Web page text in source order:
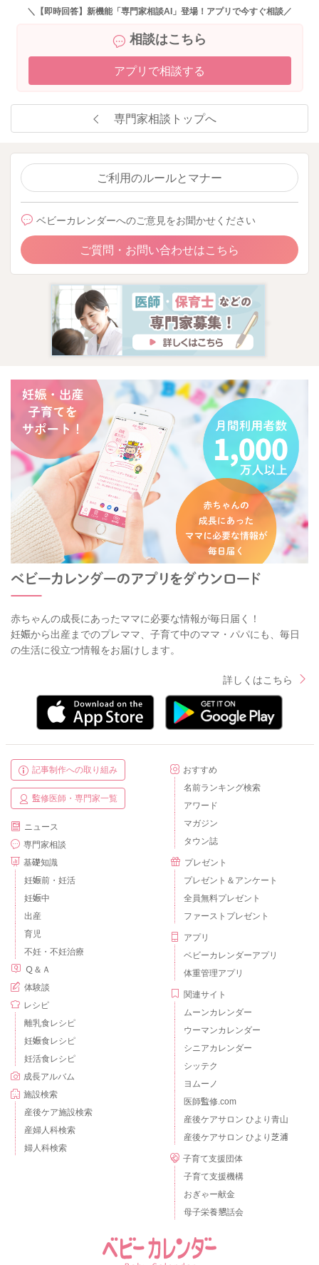
＼【即時回答】新機能「専門家相談AI」登場！アプリで今すぐ相談／
相談はこちら
アプリで相談する
専門家相談トップへ
ご利用のルールとマナー
ベビーカレンダーへのご意見をお聞かせください
ご質問・お問い合わせはこちら
赤ちゃんの成長にあったママに必要な情報が毎日届く！
妊娠から出産までのプレママ、子育て中のママ・パパにも、毎日
の生活に役立つ情報をお届けします。
詳しくはこちら
記事制作への取り組み
監修医師・専門家一覧
ニュース
専門家相談
基礎知識
妊娠前・妊活
妊娠中
出産
育児
不妊・不妊治療
Ｑ＆Ａ
体験談
レシピ
離乳食レシピ
妊娠食レシピ
妊活食レシピ
成長アルバム
施設検索
産後ケア施設検索
産婦人科検索
婦人科検索
おすすめ
名前ランキング検索
アワード
マガジン
タウン誌
プレゼント
プレゼント＆アンケート
全員無料プレゼント
ファーストプレゼント
アプリ
ベビーカレンダーアプリ
体重管理アプリ
関連サイト
ムーンカレンダー
ウーマンカレンダー
シニアカレンダー
シッテク
ヨムーノ
医師監修.com
産後ケアサロン ひより青山
産後ケアサロン ひより芝浦
子育て支援団体
子育て支援機構
おぎゃー献金
母子栄養懇話会